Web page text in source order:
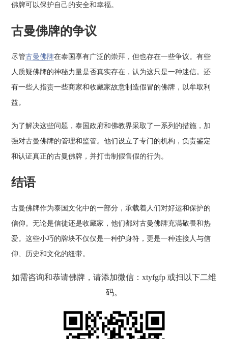
佛牌可以保护自己的安全和幸福。
古曼佛牌的争议
尽管古曼佛牌在泰国享有广泛的崇拜，但也存在一些争议。有些
人质疑佛牌的神秘力量是否真实存在，认为这只是一种迷信。还
有一些人指责一些商家和收藏家故意制造假冒的佛牌，以牟取利
益。
为了解决这些问题，泰国政府和佛教界采取了一系列的措施，加
强对古曼佛牌的管理和监管。他们设立了专门的机构，负责鉴定
和认证真正的古曼佛牌，并打击制假售假的行为。
结语
古曼佛牌作为泰国文化中的一部分，承载着人们对好运和保护的
信仰。无论是信徒还是收藏家，他们都对古曼佛牌充满敬畏和热
爱。这些小巧的牌块不仅仅是一种护身符，更是一种连接人与信
仰、历史和文化的纽带。
如需咨询和恭请佛牌，请添加微信：xtyfgfp 或扫以下二维
码。